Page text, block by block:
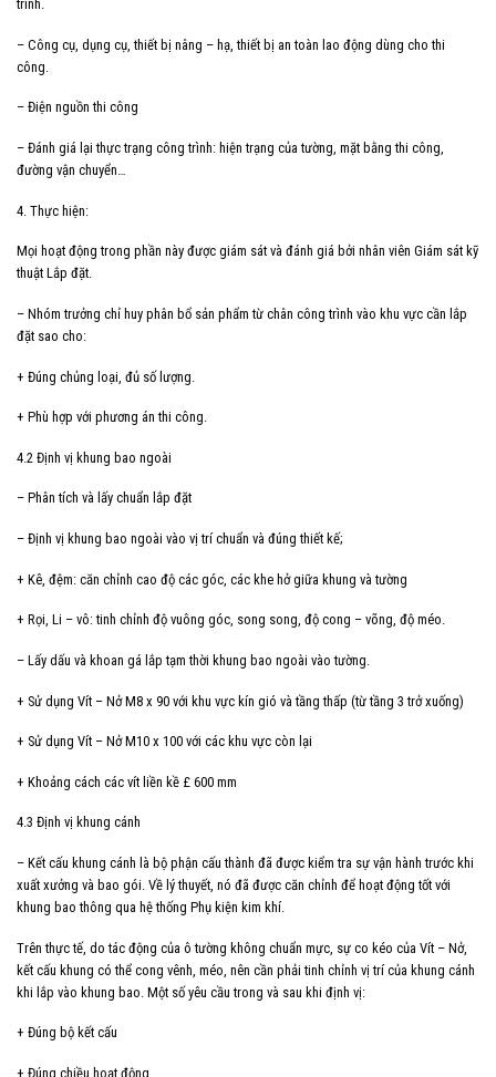
trình.
– Công cụ, dụng cụ, thiết bị nâng – hạ, thiết bị an toàn lao động dùng cho thi
công.
– Điện nguồn thi công
– Đánh giá lại thực trạng công trình: hiện trạng của tường, mặt bằng thi công,
đường vận chuyển…
4. Thực hiện:
Mọi hoạt động trong phần này được giám sát và đánh giá bởi nhân viên Giám sát kỹ
thuật Lắp đặt.
– Nhóm trưởng chỉ huy phân bổ sản phẩm từ chân công trình vào khu vực cần lắp
đặt sao cho:
+ Đúng chủng loại, đủ số lượng.
+ Phù hợp với phương án thi công.
4.2 Định vị khung bao ngoài
– Phân tích và lấy chuẩn lắp đặt
– Định vị khung bao ngoài vào vị trí chuẩn và đúng thiết kế;
+ Kê, đệm: căn chỉnh cao độ các góc, các khe hở giữa khung và tường
+ Rọi, Li – vô: tinh chỉnh độ vuông góc, song song, độ cong – võng, độ méo.
– Lấy dấu và khoan gá lắp tạm thời khung bao ngoài vào tường.
+ Sử dụng Vít – Nở M8 x 90 với khu vực kín gió và tầng thấp (từ tầng 3 trở xuống)
+ Sử dụng Vít – Nở M10 x 100 với các khu vực còn lại
+ Khoảng cách các vít liền kề £ 600 mm
4.3 Định vị khung cánh
– Kết cấu khung cánh là bộ phận cấu thành đã được kiểm tra sự vận hành trước khi
xuất xưởng và bao gói. Về lý thuyết, nó đã được căn chỉnh để hoạt động tốt với
khung bao thông qua hệ thống Phụ kiện kim khí.
Trên thực tế, do tác động của ô tường không chuẩn mực, sự co kéo của Vít – Nở,
kết cấu khung có thể cong vênh, méo, nên cần phải tinh chỉnh vị trí của khung cánh
khi lắp vào khung bao. Một số yêu cầu trong và sau khi định vị:
+ Đúng bộ kết cấu
+ Đúng chiều hoạt động